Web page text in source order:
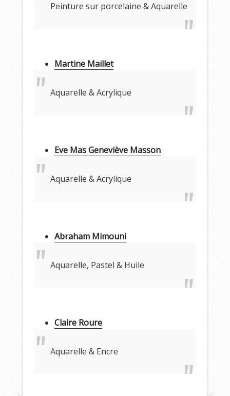
Peinture sur porcelaine & Aquarelle
Martine Maillet
Aquarelle & Acrylique
Eve Mas Geneviève Masson
Aquarelle & Acrylique
Abraham Mimouni
Aquarelle, Pastel & Huile
Claire Roure
Aquarelle & Encre